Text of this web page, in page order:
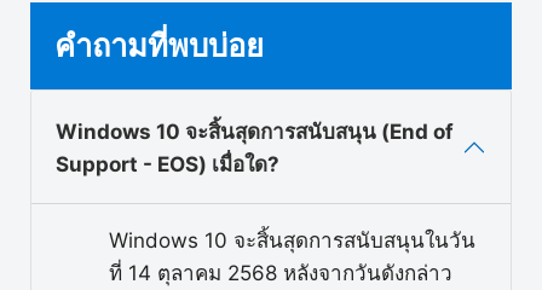
คำถามที่พบบ่อย
Windows 10 จะสิ้นสุดการสนับสนุน (End of
Support - EOS) เมื่อใด?
Windows 10 จะสิ้นสุดการสนับสนุนในวัน
ที่ 14 ตุลาคม 2568 หลังจากวันดังกล่าว